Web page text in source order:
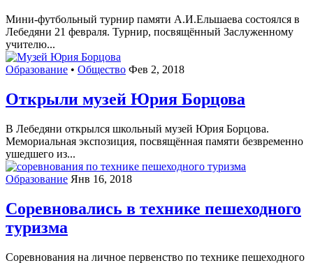
Мини-футбольный турнир памяти А.И.Ельшаева состоялся в
Лебедяни 21 февраля. Турнир, посвящённый Заслуженному
учителю...
Образование • Общество Фев 2, 2018
Открыли музей Юрия Борцова
В Лебедяни открылся школьный музей Юрия Борцова.
Мемориальная экспозиция, посвящённая памяти безвременно
ушедшего из...
Образование Янв 16, 2018
Соревновались в технике пешеходного
туризма
Соревнования на личное первенство по технике пешеходного